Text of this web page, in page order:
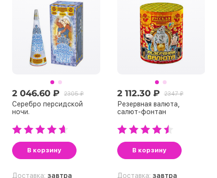
2 046.60 ₽ 2305 ₽
Серебро персидской
ночи.
В корзину
Доставка: завтра
2 112.30 ₽ 2347 ₽
Резервная валюта,
салют-фонтан
В корзину
Доставка: завтра